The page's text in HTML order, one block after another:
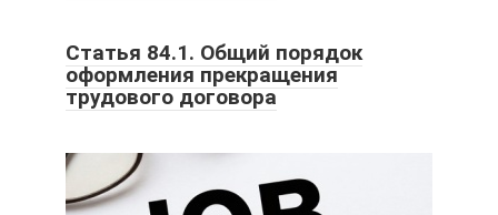
Статья 84.1. Общий порядок
оформления прекращения
трудового договора